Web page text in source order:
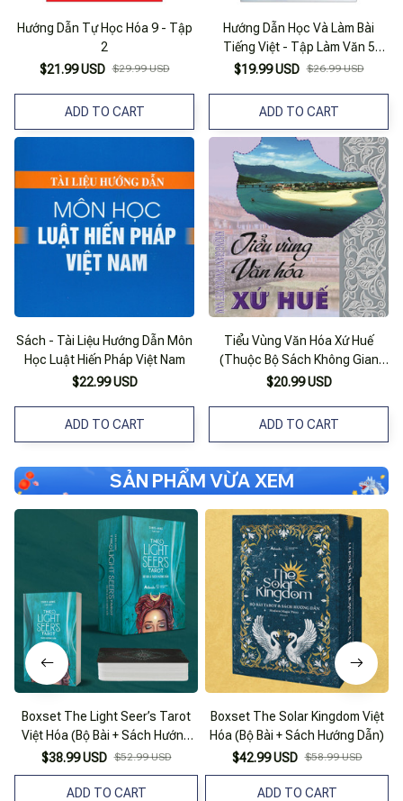
Hướng Dẫn Tự Học Hóa 9 - Tập
2
$21.99 USD $29.99 USD
ADD TO CART
Hướng Dẫn Học Và Làm Bài
Tiếng Việt - Tập Làm Văn 5
(Tập 2)
$19.99 USD $26.99 USD
ADD TO CART
Sách - Tài Liệu Hướng Dẫn Môn
Học Luật Hiến Pháp Việt Nam
$22.99 USD
ADD TO CART
Tiểu Vùng Văn Hóa Xứ Huế
(Thuộc Bộ Sách Không Gian
Văn Hóa Việt Nam)
$20.99 USD
ADD TO CART
SẢN PHẨM VỪA XEM
Boxset The Light Seer’s Tarot
Việt Hóa (Bộ Bài + Sách Hướng
Dẫn)
$38.99 USD $52.99 USD
ADD TO CART
Boxset The Solar Kingdom Việt
Hóa (Bộ Bài + Sách Hướng Dẫn)
$42.99 USD $58.99 USD
ADD TO CART